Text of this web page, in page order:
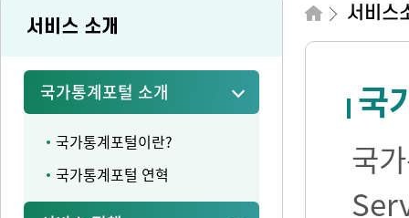
서비스 소개
국가통계포털 소개
국가통계포털이란?
국가통계포털 연혁
서비스
국
국